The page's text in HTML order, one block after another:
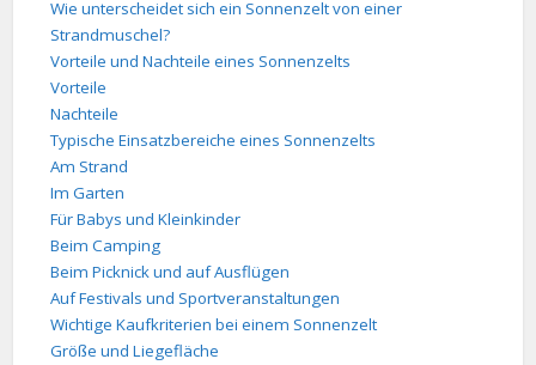
Wie unterscheidet sich ein Sonnenzelt von einer
Strandmuschel?
Vorteile und Nachteile eines Sonnenzelts
Vorteile
Nachteile
Typische Einsatzbereiche eines Sonnenzelts
Am Strand
Im Garten
Für Babys und Kleinkinder
Beim Camping
Beim Picknick und auf Ausflügen
Auf Festivals und Sportveranstaltungen
Wichtige Kaufkriterien bei einem Sonnenzelt
Größe und Liegefläche